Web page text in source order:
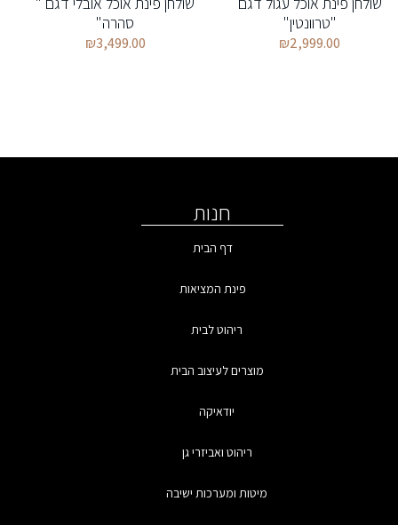
"טרוונטין"
₪2,999.00
סהרה"
₪3,499.00
חנות
דף הבית
פינת המציאות
ריהוט לבית
מוצרים לעיצוב הבית
יודאיקה
ריהוט ואביזרי גן
מיטות ומערכות ישיבה